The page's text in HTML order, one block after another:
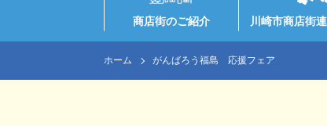
商店街のご紹介 川崎市商店街
ホーム がんばろう福島 応援フェア